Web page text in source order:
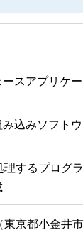
スアプリケ
込みソフト
するプログ
京都小金井市